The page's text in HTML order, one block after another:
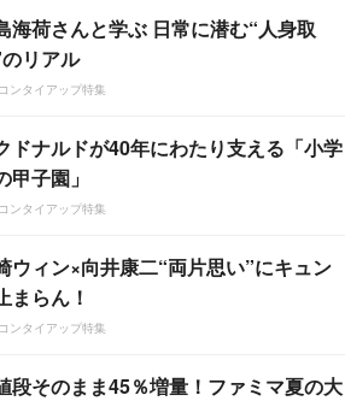
海荷さんと学ぶ 日常に潜む“人身取
リアル
ンタイアップ特集
ドナルドが40年にわたり支える「小学
甲子園」
ンタイアップ特集
ウィン×向井康二“両片思い”にキュン
まらん！
ンタイアップ特集
段そのまま45％増量！ファミマ夏の大